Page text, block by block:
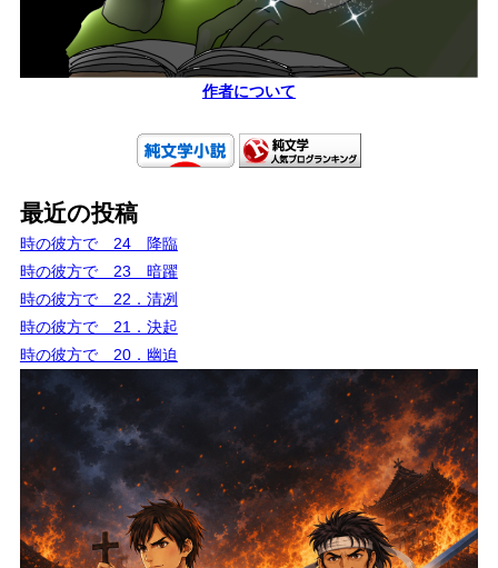
作者について
最近の投稿
時の彼方で 24 降臨
時の彼方で 23 暗躍
時の彼方で 22．清冽
時の彼方で 21．決起
時の彼方で 20．幽迫